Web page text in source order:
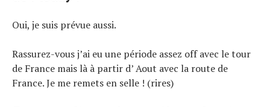
Oui, je suis prévue aussi.
Rassurez-vous j’ai eu une période assez off avec le tour
de France mais là à partir d’ Aout avec la route de
France. Je me remets en selle ! (rires)